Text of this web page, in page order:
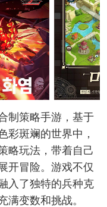
制策略手游，基于
彩斑斓的世界中，
略玩法，带着自己
开冒险。游戏不仅
入了独特的兵种克
满变数和挑战。